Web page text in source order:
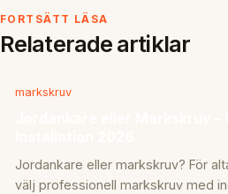
FORTSÄTT LÄSA
Relaterade artiklar
markskruv
Jordankare eller markskruv? För
välj professionell markskruv med